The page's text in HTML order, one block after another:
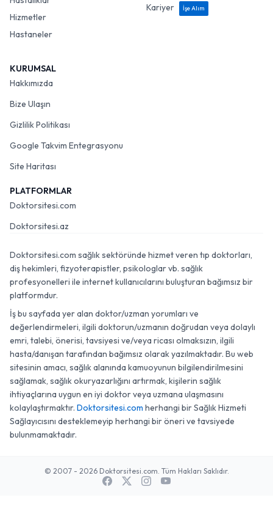
Hizmetler
Hastaneler
Kariyer
İşe Alım
KURUMSAL
Hakkımızda
Bize Ulaşın
Gizlilik Politikası
Google Takvim Entegrasyonu
Site Haritası
PLATFORMLAR
Doktorsitesi.com
Doktorsitesi.az
Doktorsitesi.com sağlık sektöründe hizmet veren tıp doktorları,
diş hekimleri, fizyoterapistler, psikologlar vb. sağlık
profesyonelleri ile internet kullanıcılarını buluşturan bağımsız bir
platformdur.
İş bu sayfada yer alan doktor/uzman yorumları ve
değerlendirmeleri, ilgili doktorun/uzmanın doğrudan veya dolaylı
emri, talebi, önerisi, tavsiyesi ve/veya ricası olmaksızın, ilgili
hasta/danışan tarafından bağımsız olarak yazılmaktadır. Bu web
sitesinin amacı, sağlık alanında kamuoyunun bilgilendirilmesini
sağlamak, sağlık okuryazarlığını artırmak, kişilerin sağlık
ihtiyaçlarına uygun en iyi doktor veya uzmana ulaşmasını
kolaylaştırmaktır. Doktorsitesi.com herhangi bir Sağlık Hizmeti
Sağlayıcısını desteklemeyip herhangi bir öneri ve tavsiyede
bulunmamaktadır.
© 2007 - 2026 Doktorsitesi.com. Tüm Hakları Saklıdır.